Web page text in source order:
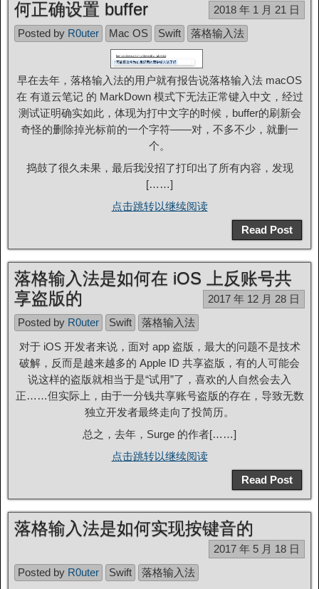
何正确设置 buffer
2018 年 1 月 21 日
Posted by R0uter Mac OS Swift 落格输入法
早在去年，落格输入法的用户就有报告说落格输入法 macOS
在 有道云笔记 的 MarkDown 模式下无法正常键入中文，经过
测试证明确实如此，体现为打中文字的时候，buffer的刷新会
奇怪的删除掉光标前的一个字符——对，不多不少，就删一
个。
捣鼓了很久未果，最后我没招了打印出了所有内容，发现
[……]
点击跳转以继续阅读
Read Post
落格输入法是如何在 iOS 上反账号共
享盗版的
2017 年 12 月 28 日
Posted by R0uter Swift
落格输入法
对于 iOS 开发者来说，面对 app 盗版，最大的问题不是技术
破解，反而是越来越多的 Apple ID 共享盗版，有的人可能会
说这样的盗版就相当于是“试用”了，喜欢的人自然会去入
正……但实际上，由于一分钱共享账号盗版的存在，导致无数
独立开发者最终走向了投简历。
总之，去年，Surge 的作者[……]
点击跳转以继续阅读
Read Post
落格输入法是如何实现按键音的
2017 年 5 月 18 日
Posted by R0uter Swift
落格输入法